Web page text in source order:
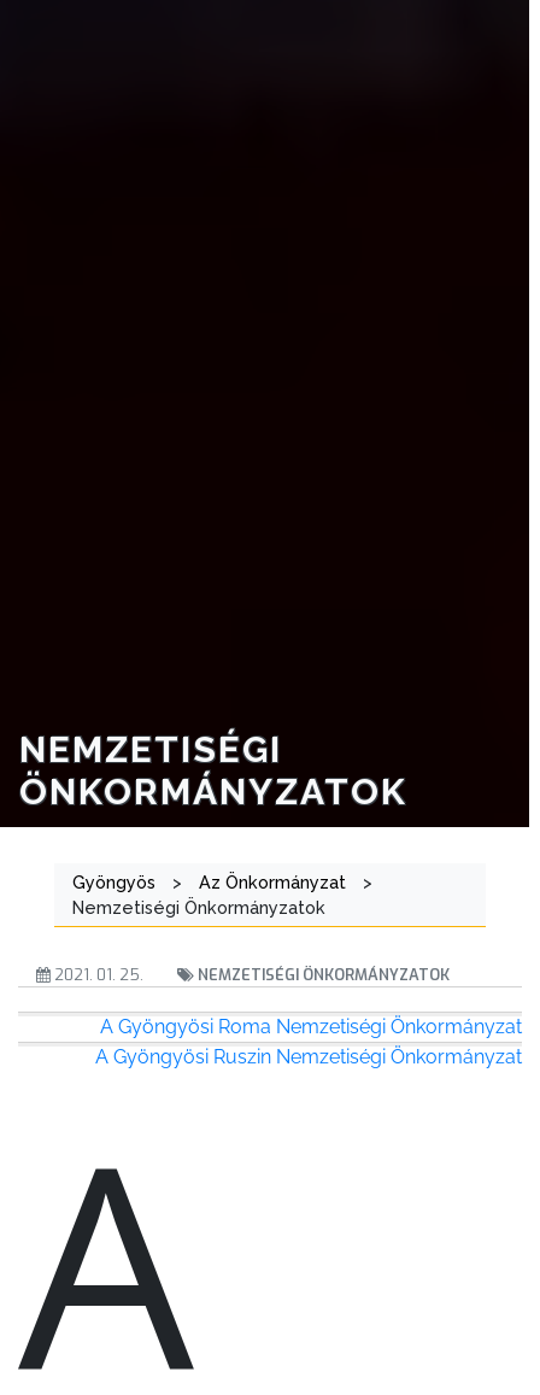
NEMZETISÉGI
ÖNKORMÁNYZATOK
Gyöngyös > Az Önkormányzat
>
Nemzetiségi Önkormányzatok
2021. 01. 25. NEMZETISÉGI ÖNKORMÁNYZATOK
A Gyöngyösi Roma Nemzetiségi Önkormányzat
A Gyöngyösi Ruszin Nemzetiségi Önkormányzat
A